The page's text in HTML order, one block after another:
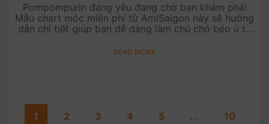
Pompompurin đáng yêu đang chờ bạn khám phá!
Mẫu chart móc miễn phí từ AmiSaigon này sẽ hướng
dẫn chi tiết giúp bạn dễ dàng làm chú chó béo ú từ
Hãy sẵn sàng tạo nên mộ....
READ MORE
1 2 3 4 5 ... 10